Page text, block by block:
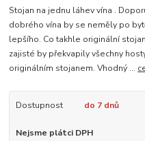
Stojan na jednu láhev vína .
dobrého vína by se neměly po
lepšího. Co takhle originální
zajisté by překvapily všechny
originálním stojanem. Vhodný ...
Dostupnost do 7 dnů
Nejsme plátci DPH